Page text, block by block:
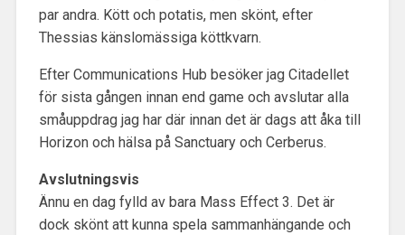
par andra. Kött och potatis, men skönt, efter
Thessias känslomässiga köttkvarn.
Efter Communications Hub besöker jag Citadellet
för sista gången innan end game och avslutar alla
småuppdrag jag har där innan det är dags att åka till
Horizon och hälsa på Sanctuary och Cerberus.
Avslutningsvis
Ännu en dag fylld av bara Mass Effect 3. Det är
dock skönt att kunna spela sammanhängande och